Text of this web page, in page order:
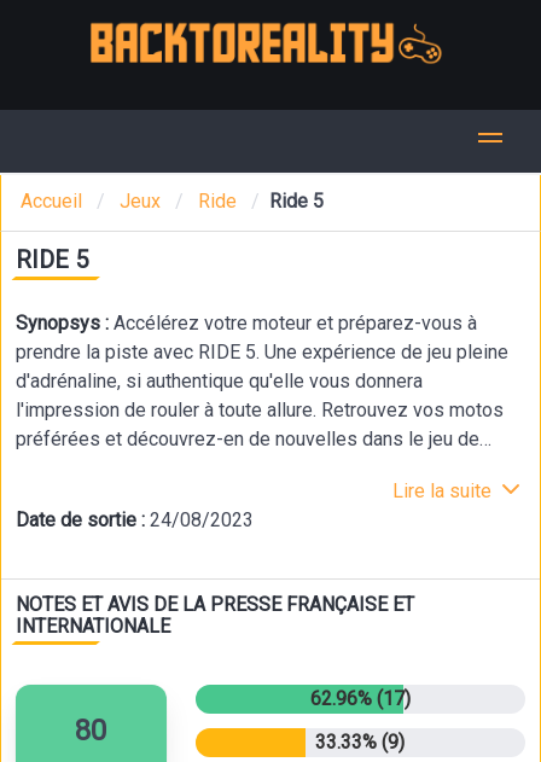
Accueil Jeux Ride Ride 5
RIDE 5
Synopsys : Accélérez votre moteur et préparez-vous à
prendre la piste avec RIDE 5. Une expérience de jeu pleine
d'adrénaline, si authentique qu'elle vous donnera
l'impression de rouler à toute allure. Retrouvez vos motos
préférées et découvrez-en de nouvelles dans le jeu de
collectionnez plus de 200 motos de fabricants
mondialement connus. Chaque élément est conçu pour vous
Lire la suite
Date de sortie : 24/08/2023
NOTES ET AVIS DE LA PRESSE FRANÇAISE ET
INTERNATIONALE
80
62.96% (17)
33.33% (9)